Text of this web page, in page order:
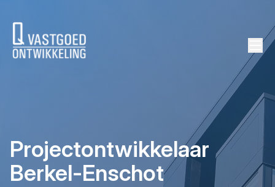
Projectontwikkelaar
Berkel-Enschot